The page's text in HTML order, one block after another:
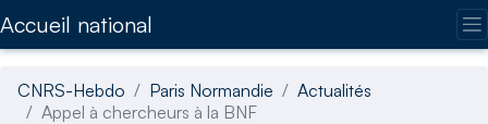
Accueil national
CNRS-Hebdo Paris Normandie
Actualités
Appel à chercheurs à la BNF